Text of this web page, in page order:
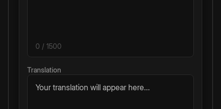
0 / 1500
Translation
Your translation will appear here...